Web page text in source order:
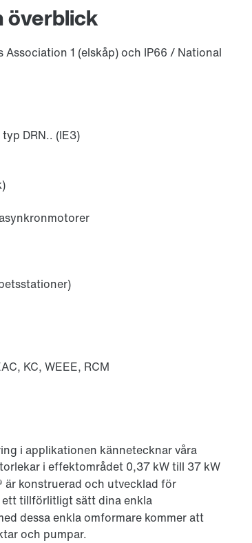
överblick
1 (elskåp) och IP66 / National
DRN.. (IE3)
KC, WEEE, RCM
i applikationen kännetecknar våra
i effektområdet 0,37 kW till 37 kW
är konstruerad och utvecklad för
ett tillförlitligt sätt dina enkla
dessa enkla omformare kommer att
och pumpar.